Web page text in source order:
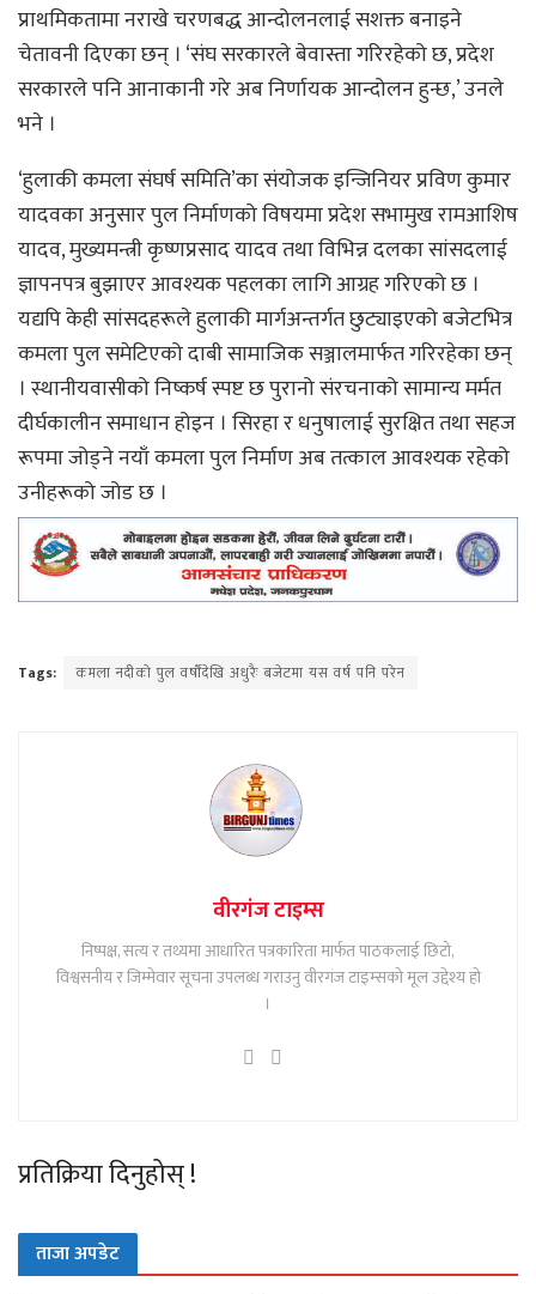
प्राथमिकतामा नराखे चरणबद्ध आन्दोलनलाई सशक्त बनाइने
चेतावनी दिएका छन् । ‘संघ सरकारले बेवास्ता गरिरहेको छ, प्रदेश
सरकारले पनि आनाकानी गरे अब निर्णायक आन्दोलन हुन्छ,’ उनले
भने ।
‘हुलाकी कमला संघर्ष समिति’का संयोजक इन्जिनियर प्रविण कुमार
यादवका अनुसार पुल निर्माणको विषयमा प्रदेश सभामुख रामआशिष
यादव, मुख्यमन्त्री कृष्णप्रसाद यादव तथा विभिन्न दलका सांसदलाई
ज्ञापनपत्र बुझाएर आवश्यक पहलका लागि आग्रह गरिएको छ ।
यद्यपि केही सांसदहरूले हुलाकी मार्गअन्तर्गत छुट्याइएको बजेटभित्र
कमला पुल समेटिएको दाबी सामाजिक सञ्जालमार्फत गरिरहेका छन्
। स्थानीयवासीको निष्कर्ष स्पष्ट छ पुरानो संरचनाको सामान्य मर्मत
दीर्घकालीन समाधान होइन । सिरहा र धनुषालाई सुरक्षित तथा सहज
रूपमा जोड्ने नयाँ कमला पुल निर्माण अब तत्काल आवश्यक रहेको
उनीहरूको जोड छ ।
Tags: कमला नदीको पुल वर्षौंदेखि अधुरैः बजेटमा यस वर्ष पनि परेन
वीरगंज टाइम्स
निष्पक्ष, सत्य र तथ्यमा आधारित पत्रकारिता मार्फत पाठकलाई छिटो,
विश्वसनीय र जिम्मेवार सूचना उपलब्ध गराउनु वीरगंज टाइम्सको मूल उद्देश्य हो
।
प्रतिक्रिया दिनुहोस् !
ताजा अपडेट